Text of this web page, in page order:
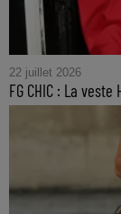
22 juillet 2026
FG CHIC : La